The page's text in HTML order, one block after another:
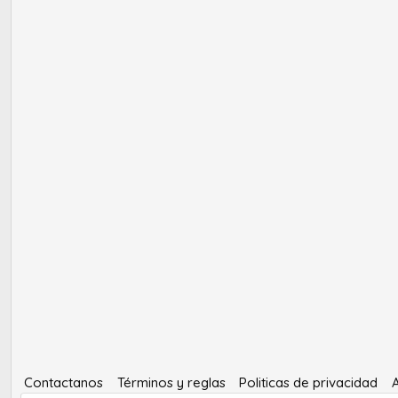
Contactanos Términos y reglas Politicas de privacidad